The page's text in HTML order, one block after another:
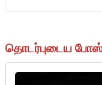
தொடர்புடைய